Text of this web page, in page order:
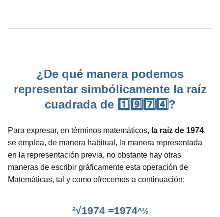
¿De qué manera podemos
representar simbólicamente la raíz
cuadrada de 1️⃣9️⃣7️⃣4️⃣?
Para expresar, en términos matemáticos, la raíz de 1974,
se emplea, de manera habitual, la manera representada
en la representación previa, no obstante hay otras
maneras de escribir gráficamente esta operación de
Matemáticas, tal y como ofrecemos a continuación:
²√1974 =1974^½